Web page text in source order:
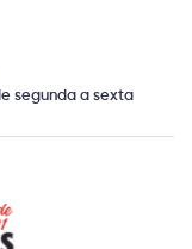
segunda a sexta